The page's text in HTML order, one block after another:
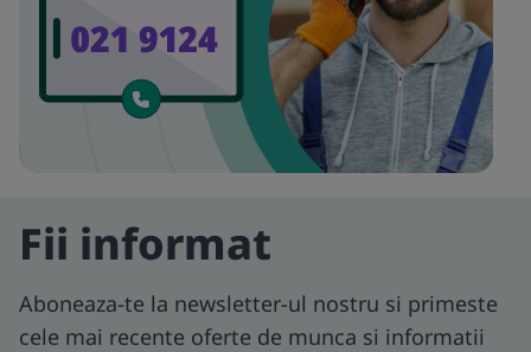
Fii informat
Aboneaza-te la newsletter-ul nostru si primeste
cele mai recente oferte de munca si informatii